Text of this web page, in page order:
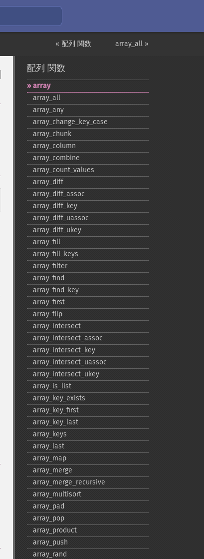
array_all »
« 配列 関数
配列 関数
array
array_​all
array_​any
array_​change_​key_​case
array_​chunk
array_​column
array_​combine
array_​count_​values
array_​diff
array_​diff_​assoc
array_​diff_​key
array_​diff_​uassoc
array_​diff_​ukey
array_​fill
array_​fill_​keys
array_​filter
array_​find
array_​find_​key
array_​first
array_​flip
array_​intersect
array_​intersect_​assoc
array_​intersect_​key
array_​intersect_​uassoc
array_​intersect_​ukey
array_​is_​list
array_​key_​exists
array_​key_​first
array_​key_​last
array_​keys
array_​last
array_​map
array_​merge
array_​merge_​recursive
array_​multisort
array_​pad
array_​pop
array_​product
array_​push
array_​rand